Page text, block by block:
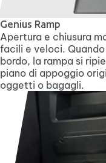
Genius Ramp
Apertura e chiusura
facili e veloci.
bordo, la rampa si
piano di appoggio
oggetti o bagagli.